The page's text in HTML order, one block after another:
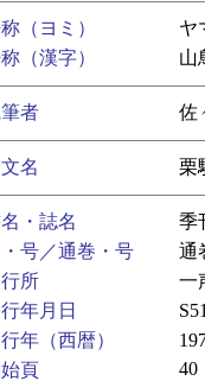
（ヨミ）
ヤ
（漢字） 山
者 佐
名 栗
・誌名
季
号／通巻・号
通
所
一
年月日
年（西暦）
頁
40